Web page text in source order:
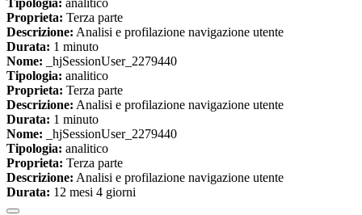
Tipologia: analitico
Proprieta: Terza parte
Descrizione: Analisi e profilazione navigazione utente
Durata: 1 minuto
Nome: _hjSessionUser_2279440
Tipologia: analitico
Proprieta: Terza parte
Descrizione: Analisi e profilazione navigazione utente
Durata: 1 minuto
Nome: _hjSessionUser_2279440
Tipologia: analitico
Proprieta: Terza parte
Descrizione: Analisi e profilazione navigazione utente
Durata: 12 mesi 4 giorni